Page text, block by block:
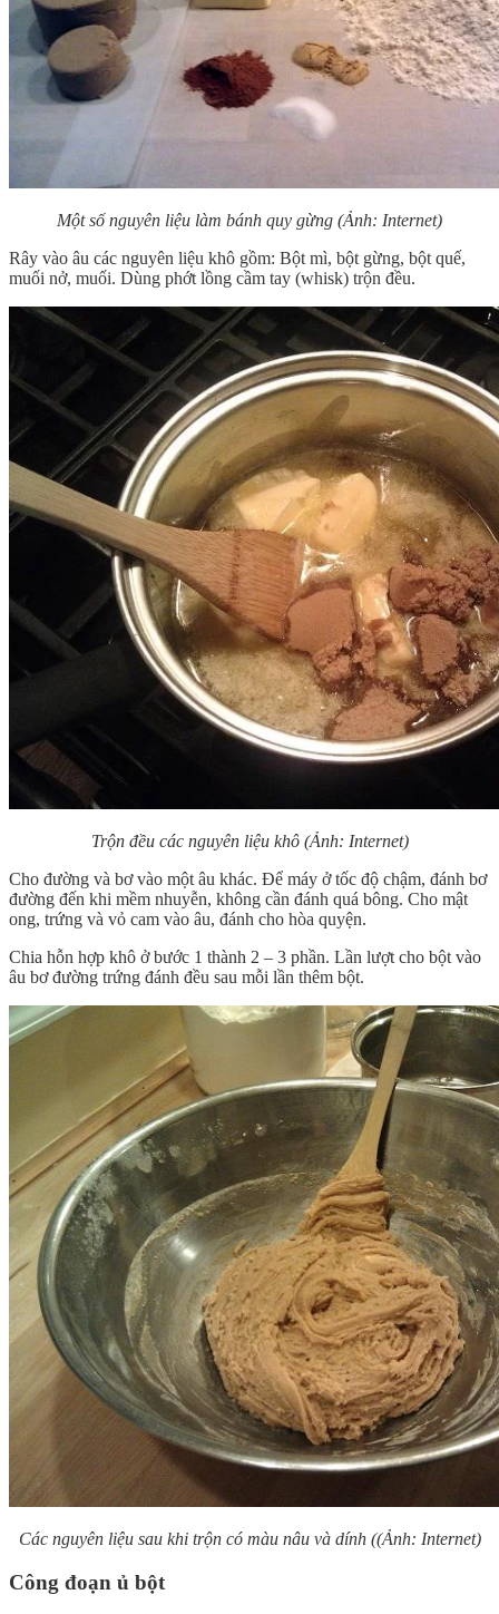
Một số nguyên liệu làm bánh quy gừng (Ảnh: Internet)
Rây vào âu các nguyên liệu khô gồm: Bột mì, bột gừng, bột quế,
muối nở, muối. Dùng phớt lồng cầm tay (whisk) trộn đều.
Trộn đều các nguyên liệu khô (Ảnh: Internet)
Cho đường và bơ vào một âu khác. Để máy ở tốc độ chậm, đánh bơ
đường đến khi mềm nhuyễn, không cần đánh quá bông. Cho mật
ong, trứng và vỏ cam vào âu, đánh cho hòa quyện.
Chia hỗn hợp khô ở bước 1 thành 2 – 3 phần. Lần lượt cho bột vào
âu bơ đường trứng đánh đều sau mỗi lần thêm bột.
Các nguyên liệu sau khi trộn có màu nâu và dính ((Ảnh: Internet)
Công đoạn ủ bột